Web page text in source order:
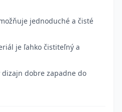
jednoduché a čisté
je ľahko čistiteľný a
dobre zapadne do